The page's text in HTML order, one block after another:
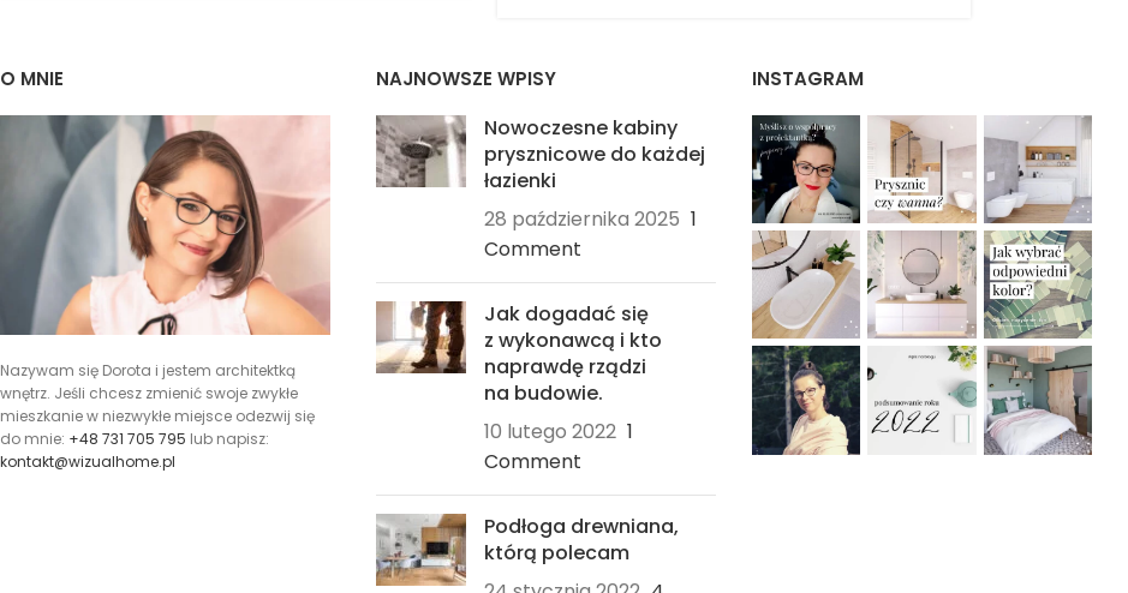
O MNIE
Nazywam się Dorota i jestem architektką
wnętrz. Jeśli chcesz zmienić swoje zwykłe
mieszkanie w niezwykłe miejsce odezwij się
do mnie: +48 731 705 795 lub napisz:
kontakt@wizualhome.pl
NAJNOWSZE WPISY
Nowoczesne kabiny
prysznicowe do każdej
łazienki
28 października 2025 1
Comment
Jak dogadać się
z wykonawcą i kto
naprawdę rządzi
na budowie.
10 lutego 2022 1
Comment
Podłoga drewniana,
którą polecam
INSTAGRAM